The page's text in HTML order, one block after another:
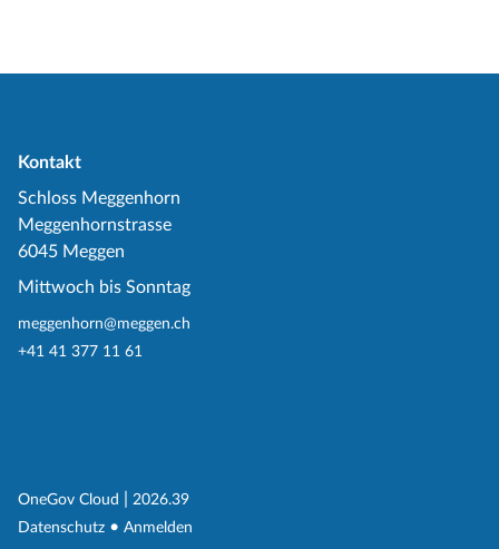
Kontakt
Schloss Meggenhorn
Meggenhornstrasse
6045 Meggen
Mittwoch bis Sonntag
meggenhorn@meggen.ch
+41 41 377 11 61
OneGov Cloud (External Link)
2026.39
Datenschutz (External Link)
Anmelden